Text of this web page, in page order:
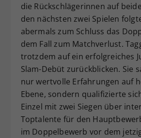
die Rückschlägerinnen auf
den nächsten zwei Spielen
abermals zum Schluss das
dem Fall zum Matchverlust.
trotzdem auf ein erfolgreiches
Slam-Debüt zurückblicken. Sie
nur wertvolle Erfahrungen auf
Ebene, sondern qualifizierte
Einzel mit zwei Siegen über
Toptalente für den
im Doppelbewerb vor dem